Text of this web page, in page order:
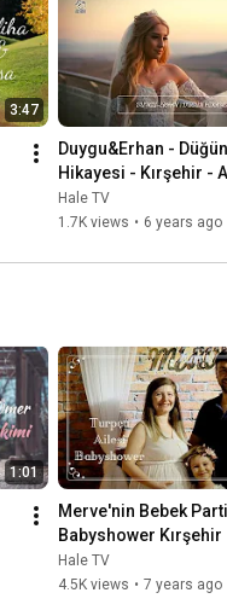
3:47
Duygu&Erhan - Düğün
Hikayesi - Kırşehir -
Termal Resort
Hale TV
1.7K views • 6 years ago
1:01
Merve'nin Bebek
Babyshower Kırşehir
Hale TV
4.5K views • 7 years ago